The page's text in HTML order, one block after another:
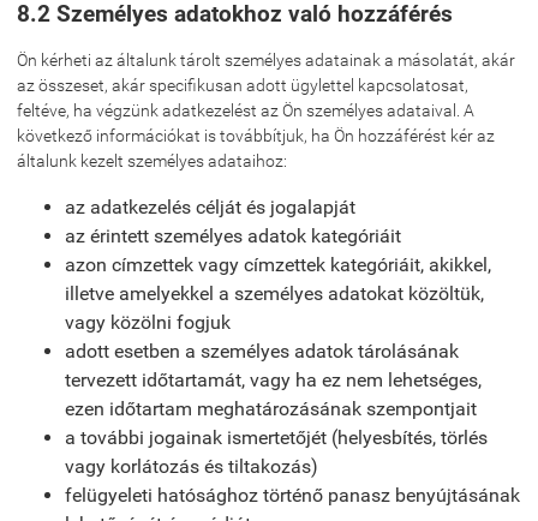
8.2 Személyes adatokhoz való hozzáférés
Ön kérheti az általunk tárolt személyes adatainak a másolatát, akár
az összeset, akár specifikusan adott ügylettel kapcsolatosat,
feltéve, ha végzünk adatkezelést az Ön személyes adataival. A
következő információkat is továbbítjuk, ha Ön hozzáférést kér az
általunk kezelt személyes adataihoz:
az adatkezelés célját és jogalapját
az érintett személyes adatok kategóriáit
azon címzettek vagy címzettek kategóriáit, akikkel,
illetve amelyekkel a személyes adatokat közöltük,
vagy közölni fogjuk
adott esetben a személyes adatok tárolásának
tervezett időtartamát, vagy ha ez nem lehetséges,
ezen időtartam meghatározásának szempontjait
a további jogainak ismertetőjét (helyesbítés, törlés
vagy korlátozás és tiltakozás)
felügyeleti hatósághoz történő panasz benyújtásának